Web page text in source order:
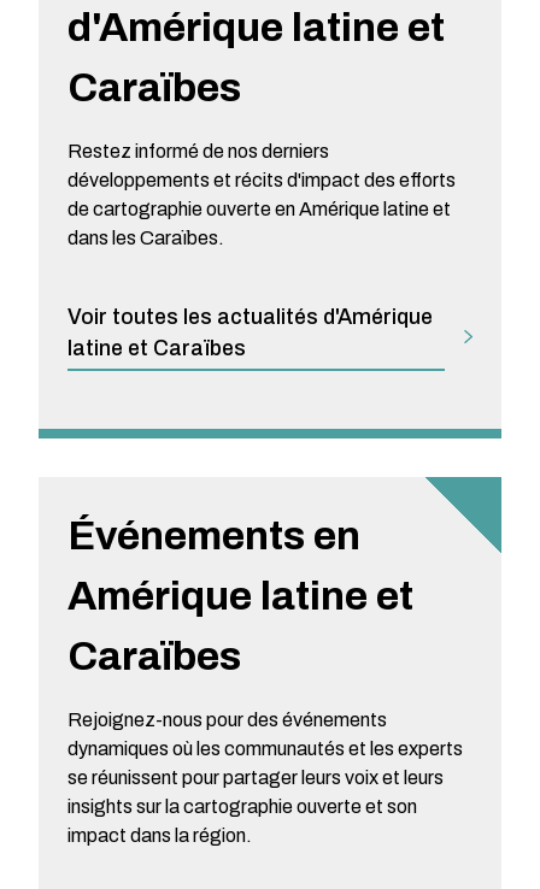
d'Amérique latine et
Caraïbes
Restez informé de nos derniers
développements et récits d'impact des efforts
de cartographie ouverte en Amérique latine et
dans les Caraïbes.
Voir toutes les actualités d'Amérique
latine et Caraïbes
Événements en
Amérique latine et
Caraïbes
Rejoignez-nous pour des événements
dynamiques où les communautés et les experts
se réunissent pour partager leurs voix et leurs
insights sur la cartographie ouverte et son
impact dans la région.